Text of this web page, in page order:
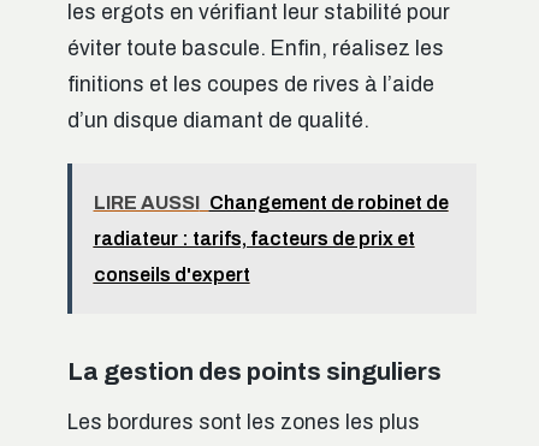
les ergots en vérifiant leur stabilité pour
éviter toute bascule. Enfin, réalisez les
finitions et les coupes de rives à l’aide
d’un disque diamant de qualité.
LIRE AUSSI Changement de robinet de
radiateur : tarifs, facteurs de prix et
conseils d'expert
La gestion des points singuliers
Les bordures sont les zones les plus